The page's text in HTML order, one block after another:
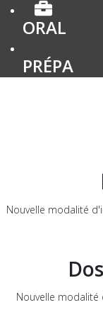
ORAL
PRÉPA
Nouvelle modalité
Nouvelle